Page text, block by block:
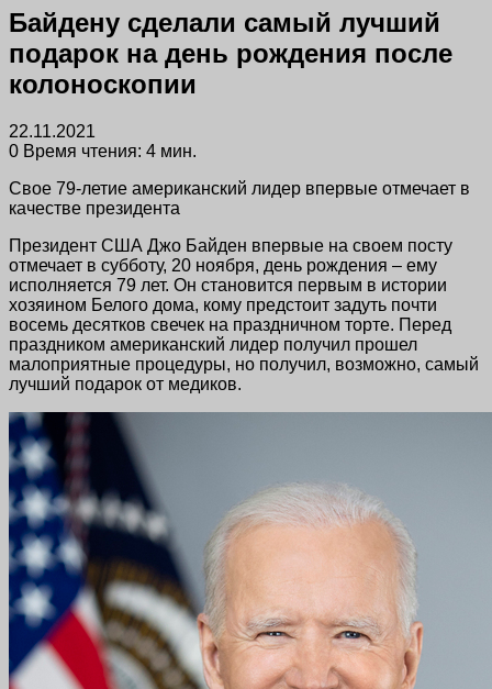
Байдену сделали самый лучший
подарок на день рождения после
колоноскопии
22.11.2021
0 Время чтения: 4 мин.
Свое 79-летие американский лидер впервые отмечает в
качестве президента
Президент США Джо Байден впервые на своем посту
отмечает в субботу, 20 ноября, день рождения – ему
исполняется 79 лет. Он становится первым в истории
хозяином Белого дома, кому предстоит задуть почти
восемь десятков свечек на праздничном торте. Перед
праздником американский лидер получил прошел
малоприятные процедуры, но получил, возможно, самый
лучший подарок от медиков.